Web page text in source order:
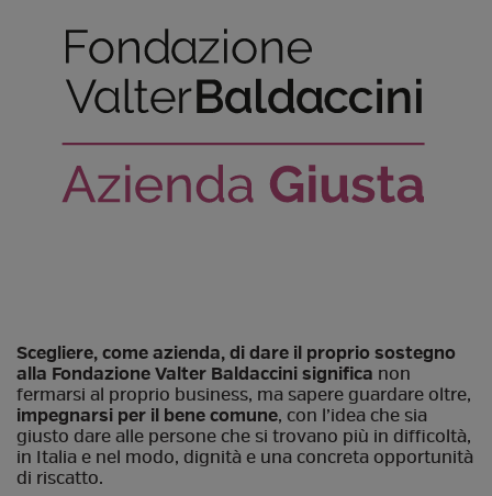
Scegliere, come azienda, di dare il proprio sostegno
alla Fondazione Valter Baldaccini significa non
fermarsi al proprio business, ma sapere guardare oltre,
impegnarsi per il bene comune, con l’idea che sia
giusto dare alle persone che si trovano più in difficoltà,
in Italia e nel modo, dignità e una concreta opportunità
di riscatto.